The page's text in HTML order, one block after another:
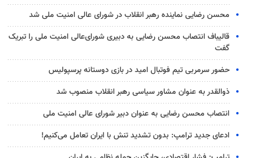
محسن رضایی نماینده رهبر انقلاب در شورای عالی امنیت ملی شد
قالیباف انتصاب محسن رضایی به دبیری شورای‌عالی امنیت ملی را تبریک
گفت
حضور سرمربی تیم فوتبال امید در بازی دوستانه پرسپولیس
ذوالقدر به عنوان مشاور سیاسی رهبر انقلاب منصوب شد
انتصاب محسن رضایی به عنوان دبیر شورای عالی امنیت ملی
ادعای جدید ترامپ: بدون تشدید تنش با ایران تعامل می‌کنیم!